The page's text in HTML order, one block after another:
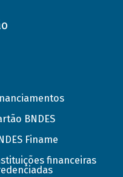
BNDES
Finame
financeiras